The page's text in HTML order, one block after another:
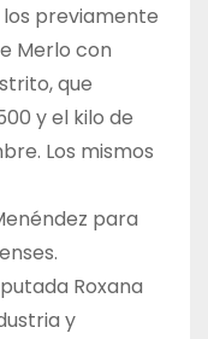
previamente
Merlo con
que
y el kilo de
Los mismos
para
Roxana
y